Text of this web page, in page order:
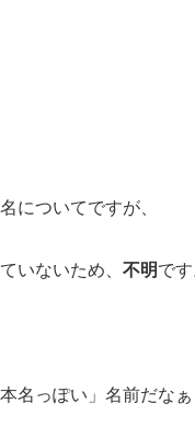
についてですが、
いないため、 不明です
名っぽい」名前だなぁ